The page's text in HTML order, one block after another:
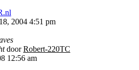
2004 4:51 pm
doorRobert-220TC
12:56 am